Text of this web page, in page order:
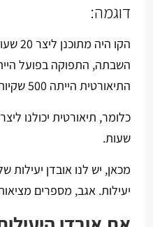
דוגמה:
הקו
התיאורטית הייתה 500 שקיות בשעה.
שעות.
יעילות. אגב, מספרים